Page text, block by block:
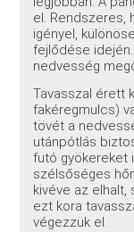
el. Rendszeres,
igényel,
fejlődése
nedvesség
Tavasszal érett
fakéregmulcs)
tövét a
utánpótlás
futó gyökereket
szélsőséges
kivéve az elhalt,
ezt kora
végezzük el.